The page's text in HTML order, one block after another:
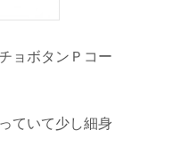
ョボタンＰコー
ていて少し細身